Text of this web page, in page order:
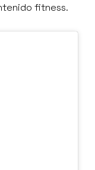
fitness.